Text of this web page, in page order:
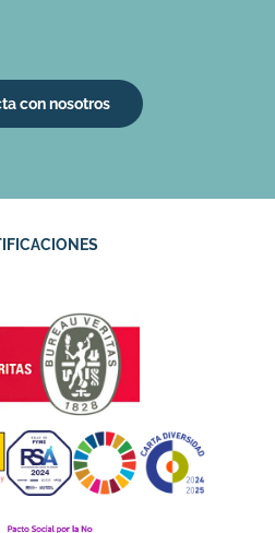
con nosotros